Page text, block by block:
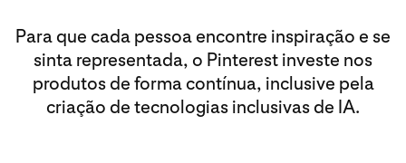
Para que cada pessoa encontre inspiração e se
sinta representada, o Pinterest investe nos
produtos de forma contínua, inclusive pela
criação de tecnologias inclusivas de IA.